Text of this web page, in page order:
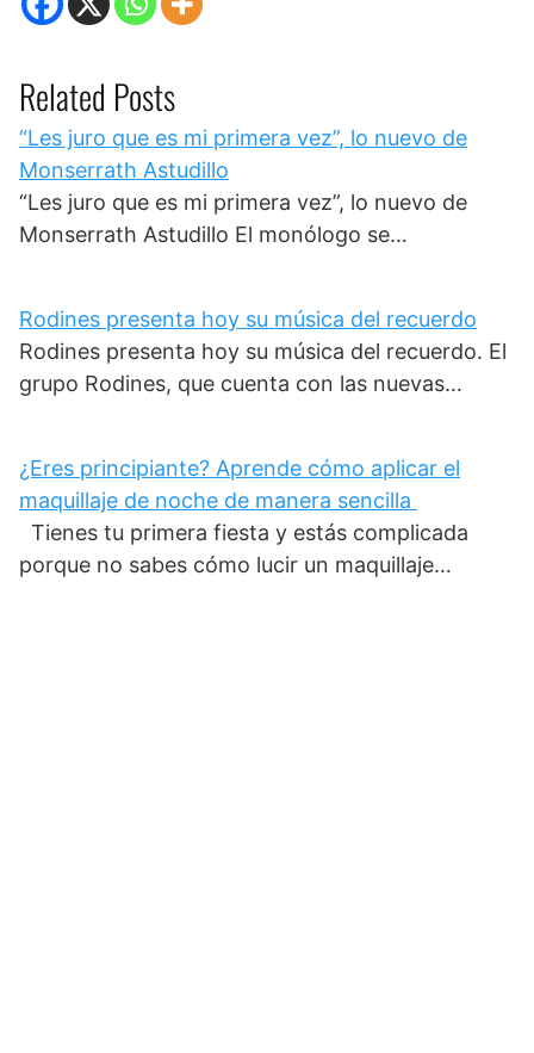
Related Posts
“Les juro que es mi primera vez”, lo nuevo de
Monserrath Astudillo
“Les juro que es mi primera vez”, lo nuevo de
Monserrath Astudillo El monólogo se…
Rodines presenta hoy su música del recuerdo
Rodines presenta hoy su música del recuerdo. El
grupo Rodines, que cuenta con las nuevas…
¿Eres principiante? Aprende cómo aplicar el
maquillaje de noche de manera sencilla
Tienes tu primera fiesta y estás complicada
porque no sabes cómo lucir un maquillaje…